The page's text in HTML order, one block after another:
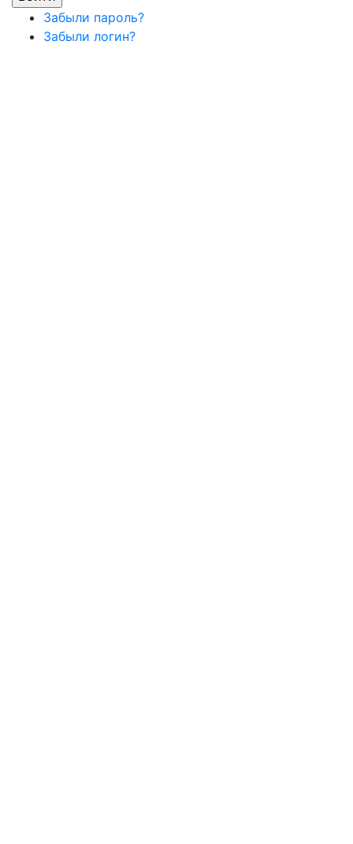
Забыли пароль?
Забыли логин?